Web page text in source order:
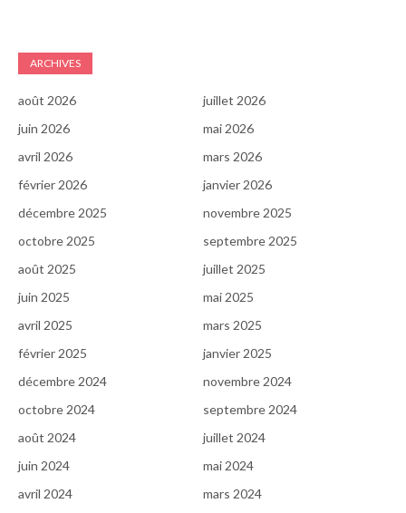
ARCHIVES
août 2026
juillet 2026
juin 2026
mai 2026
avril 2026
mars 2026
février 2026
janvier 2026
décembre 2025
novembre 2025
octobre 2025
septembre 2025
août 2025
juillet 2025
juin 2025
mai 2025
avril 2025
mars 2025
février 2025
janvier 2025
décembre 2024
novembre 2024
octobre 2024
septembre 2024
août 2024
juillet 2024
juin 2024
mai 2024
avril 2024
mars 2024